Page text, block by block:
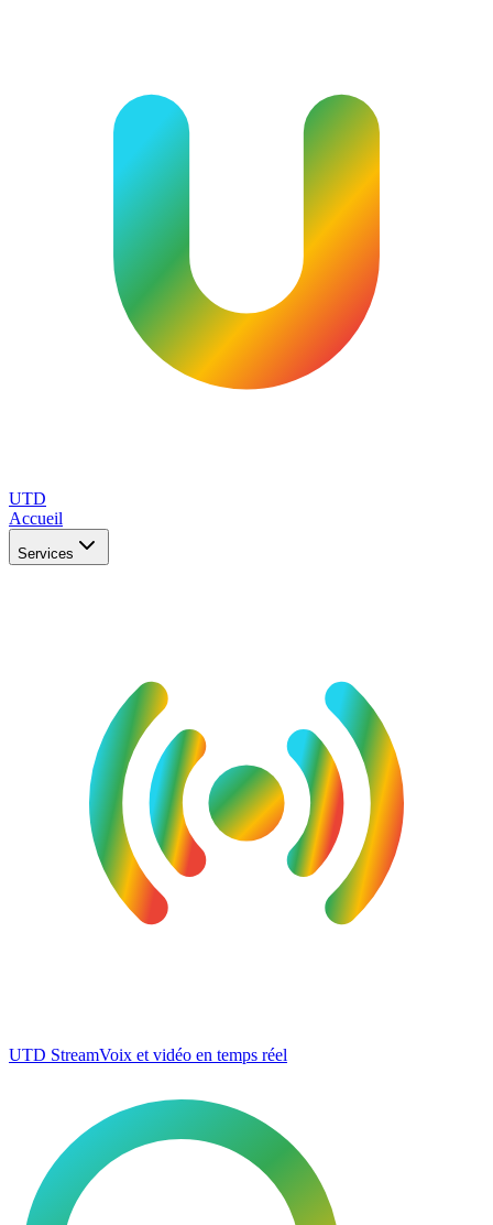
UTD
Accueil
Services
UTD StreamVoix et vidéo en temps réel